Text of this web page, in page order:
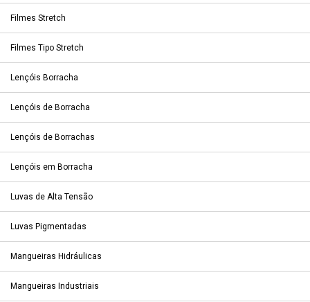
Filmes Stretch
Filmes Tipo Stretch
Lençóis Borracha
Lençóis de Borracha
Lençóis de Borrachas
Lençóis em Borracha
Luvas de Alta Tensão
Luvas Pigmentadas
Mangueiras Hidráulicas
Mangueiras Industriais